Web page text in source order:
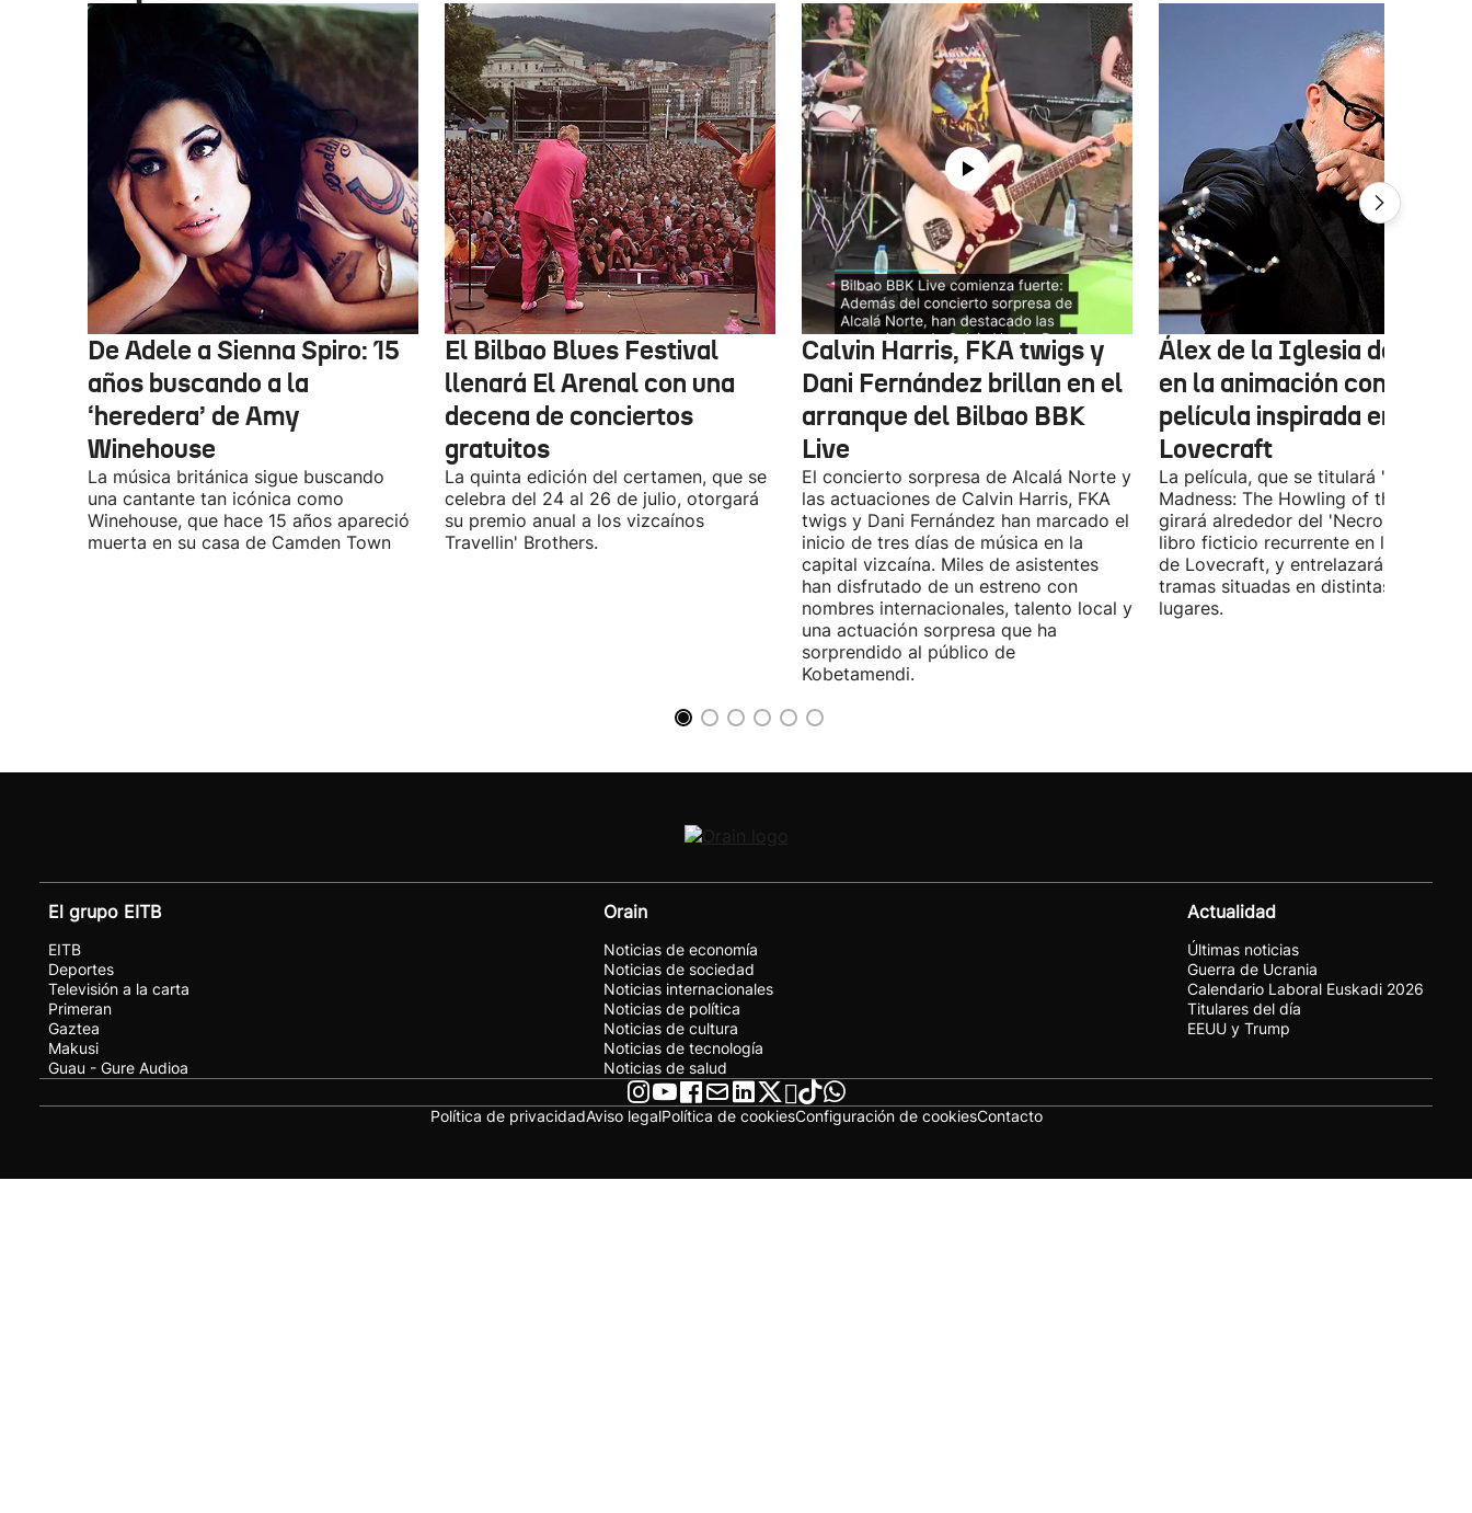
De Adele a Sienna Spiro: 15
años buscando a la
‘heredera’ de Amy
Winehouse
La música británica sigue buscando
una cantante tan icónica como
Winehouse, que hace 15 años apareció
muerta en su casa de Camden Town
El Bilbao Blues Festival
llenará El Arenal con una
decena de conciertos
gratuitos
La quinta edición del certamen, que se
celebra del 24 al 26 de julio, otorgará
su premio anual a los vizcaínos
Travellin' Brothers.
Calvin Harris, FKA twigs y
Dani Fernández brillan en el
arranque del Bilbao BBK
Live
El concierto sorpresa de Alcalá Norte y
las actuaciones de Calvin Harris, FKA
twigs y Dani Fernández han marcado el
inicio de tres días de música en la
capital vizcaína. Miles de asistentes
han disfrutado de un estreno con
nombres internacionales, talento local y
una actuación sorpresa que ha
sorprendido al público de
Kobetamendi.
Álex de la Iglesia debutará
en la animación con una
película inspirada en
Lovecraft
La película, que se titulará 'Ages of
Madness: The Howling of the Jinn',
girará alrededor del 'Necronomicón',
libro ficticio recurrente en los relatos
de Lovecraft, y entrelazará varias
tramas situadas en distintas épocas y
lugares.
El grupo EITB
EITB
Deportes
Televisión a la carta
Primeran
Gaztea
Makusi
Guau - Gure Audioa
Orain
Noticias de economía
Noticias de sociedad
Noticias internacionales
Noticias de política
Noticias de cultura
Noticias de tecnología
Noticias de salud
Actualidad
Últimas noticias
Guerra de Ucrania
Calendario Laboral Euskadi 2026
Titulares del día
EEUU y Trump
Política de privacidadAviso legalPolítica de cookiesConfiguración de cookiesContacto